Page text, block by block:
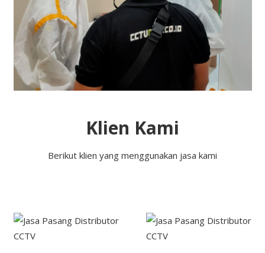
Klien Kami
Berikut klien yang menggunakan jasa kami